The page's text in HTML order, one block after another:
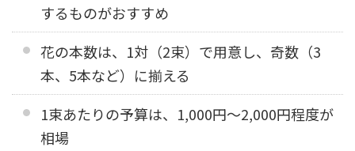
するものがおすすめ
花の本数は、1対（2束）で用意し、奇数（3
本、5本など）に揃える
1束あたりの予算は、1,000円～2,000円程度が
相場